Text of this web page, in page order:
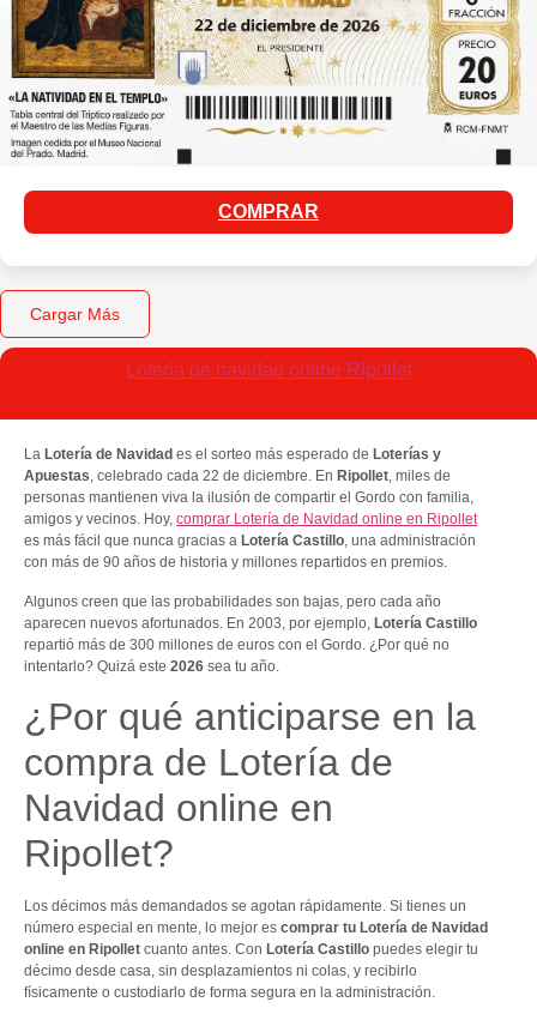
COMPRAR
Cargar Más
Lotería de navidad online Ripollet
La Lotería de Navidad es el sorteo más esperado de Loterías y
Apuestas, celebrado cada 22 de diciembre. En Ripollet, miles de
personas mantienen viva la ilusión de compartir el Gordo con familia,
amigos y vecinos. Hoy, comprar Lotería de Navidad online en Ripollet
es más fácil que nunca gracias a Lotería Castillo, una administración
con más de 90 años de historia y millones repartidos en premios.
Algunos creen que las probabilidades son bajas, pero cada año
aparecen nuevos afortunados. En 2003, por ejemplo, Lotería Castillo
repartió más de 300 millones de euros con el Gordo. ¿Por qué no
intentarlo? Quizá este 2026 sea tu año.
¿Por qué anticiparse en la
compra de Lotería de
Navidad online en
Ripollet?
Los décimos más demandados se agotan rápidamente. Si tienes un
número especial en mente, lo mejor es comprar tu Lotería de Navidad
online en Ripollet cuanto antes. Con Lotería Castillo puedes elegir tu
décimo desde casa, sin desplazamientos ni colas, y recibirlo
físicamente o custodiarlo de forma segura en la administración.